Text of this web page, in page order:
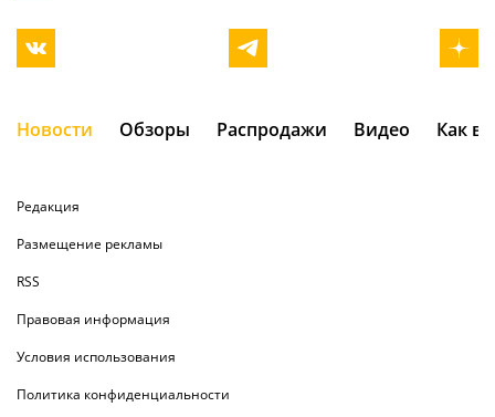
Новости Обзоры Распродажи Видео Как
Редакция
Размещение рекламы
RSS
Правовая информация
Условия использования
Политика конфиденциальности